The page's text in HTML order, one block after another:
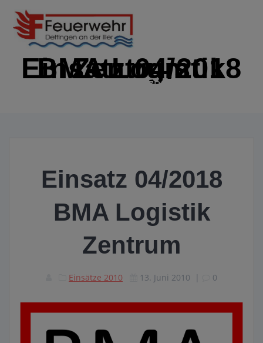
Inhalt
Einsatz 04/2018 BMA Logistik Zentrum
IMMER EINSATZBEREIT
Einsatz 04/2018
BMA Logistik
Zentrum
Einsätze 2010 13. Juni 2010 | 0